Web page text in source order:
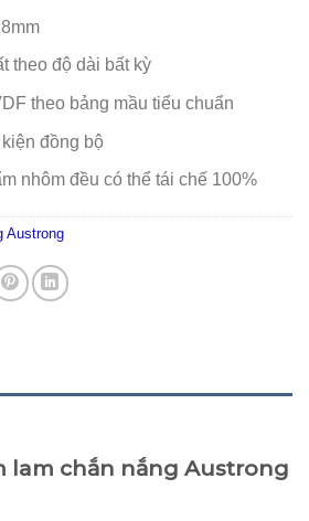
theo độ dài bất kỳ
theo bảng mầu tiểu chuẩn
đồng bộ
nhôm đều có thể tái chế 100%
Austrong
lam chắn nắng Austrong